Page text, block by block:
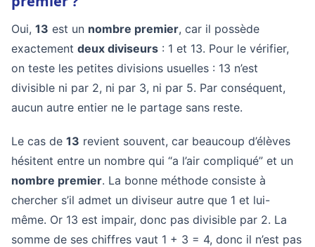
Oui, 13 est un nombre premier, car il possède
exactement deux diviseurs : 1 et 13. Pour le vérifier,
on teste les petites divisions usuelles : 13 n’est
divisible ni par 2, ni par 3, ni par 5. Par conséquent,
aucun autre entier ne le partage sans reste.
Le cas de 13 revient souvent, car beaucoup d’élèves
hésitent entre un nombre qui “a l’air compliqué” et un
nombre premier. La bonne méthode consiste à
chercher s’il admet un diviseur autre que 1 et lui-
même. Or 13 est impair, donc pas divisible par 2. La
somme de ses chiffres vaut 1 + 3 = 4, donc il n’est pas